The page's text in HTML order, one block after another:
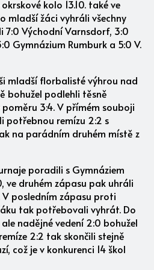
kolo 13.10. také ve
mladší žáci vyhráli všechny
7:0 Východní Varnsdorf, 3:0
Gymnázium Rumburk a 5:0 V.
mladší florbalisté výhrou nad
bohužel podlehli těsně
3:4. V přímém souboji
potřebnou remízu 2:2 s
na parádním druhém místě z
poradili s Gymnáziem
ve druhém zápasu pak uhráli
V posledním zápasu proti
tak potřebovali vyhrát. Do
nadějné vedení 2:0 bohužel
2:2 tak skončili stejně
což je v konkurenci 14 škol